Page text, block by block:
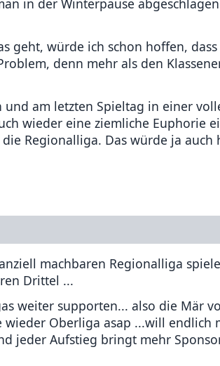
in der Winterpause
geht, würde ich schon hoffen,
denn mehr als den
am letzten Spieltag in einer
wieder eine ziemliche Euphorie
Regionalliga. Das würde ja auch
machbaren Regionalliga
Drittel ...
weiter supporten... also die Mär
Oberliga asap ...will endlich
jeder Aufstieg bringt mehr